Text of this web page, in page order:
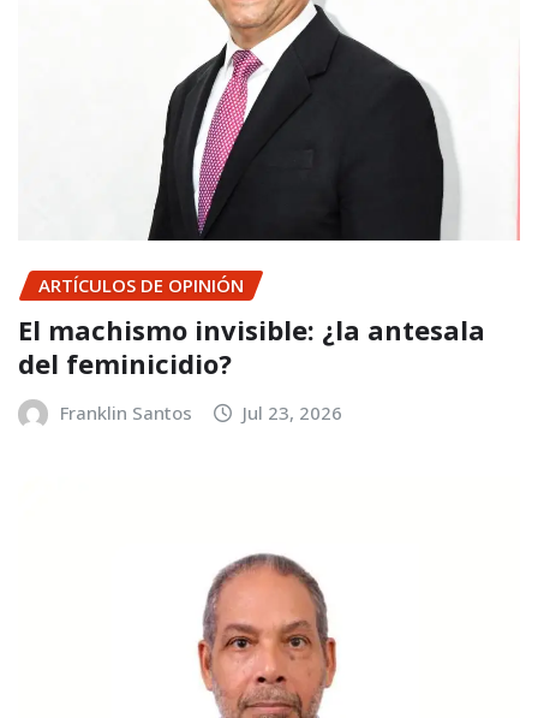
ARTÍCULOS DE OPINIÓN
El machismo invisible: ¿la antesala
del feminicidio?
Franklin Santos Jul 23, 2026